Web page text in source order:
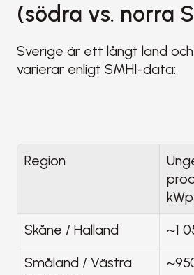
(södra vs. norra
Sverige är ett långt land
varierar enligt SMHI-data:
Region
Skåne / Halland
~1
Småland / Västra